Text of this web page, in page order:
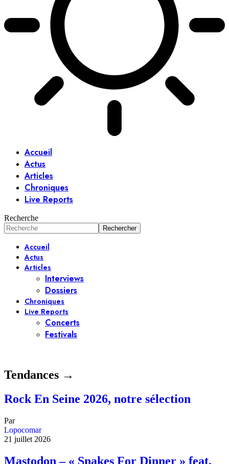
Accueil
Actus
Articles
Chroniques
Live Reports
Recherche
Accueil
Actus
Articles
Interviews
Dossiers
Chroniques
Live Reports
Concerts
Festivals
Tendances →
Rock En Seine 2026, notre sélection
Par
Lopocomar
21 juillet 2026
Mastodon – « Snakes For Dinner » feat.